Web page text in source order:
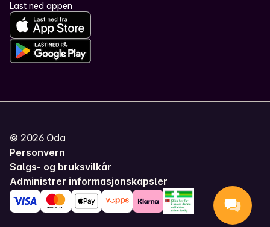
Last ned appen
© 2026 Oda
Personvern
Salgs- og bruksvilkår
Administrer informasjonskapsler